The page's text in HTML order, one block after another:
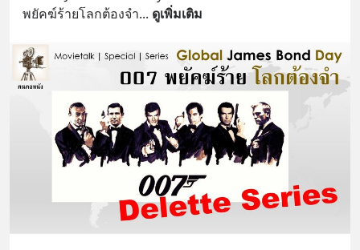
พยัคฆ์ร้ายโลกต้องจำ... ดูเพิ่มเติม